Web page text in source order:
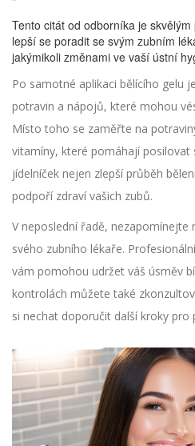
Tento citát od odborníka je
lepší se poradit se svým zubním
jakýmikoli změnami ve vaší ústní
Po samotné aplikaci bělícího gelu
potravin a nápojů, které mohou
Místo toho se zaměřte na
vitamíny, které pomáhají posilovat
jídelníček nejen zlepší průběh
podpoří zdraví vašich zubů.
V neposlední řadě, nezapomínejte
svého zubního lékaře.
vám pomohou udržet váš úsměv
kontrolách můžete také
si nechat doporučit další kroky pro